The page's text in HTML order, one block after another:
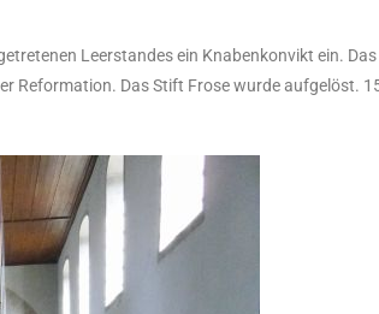
Leerstandes ein Knabenkonvikt ein.
Reformation. Das Stift Frose wurde aufgelöst.